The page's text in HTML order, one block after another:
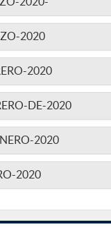
2020
2020
DE-2020
2020
2020